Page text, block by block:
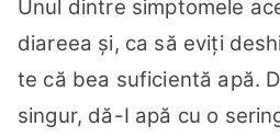
Unul dintre simptomele
diareea și, ca să eviți
te că bea suficientă apă.
singur, dă-I apă cu o